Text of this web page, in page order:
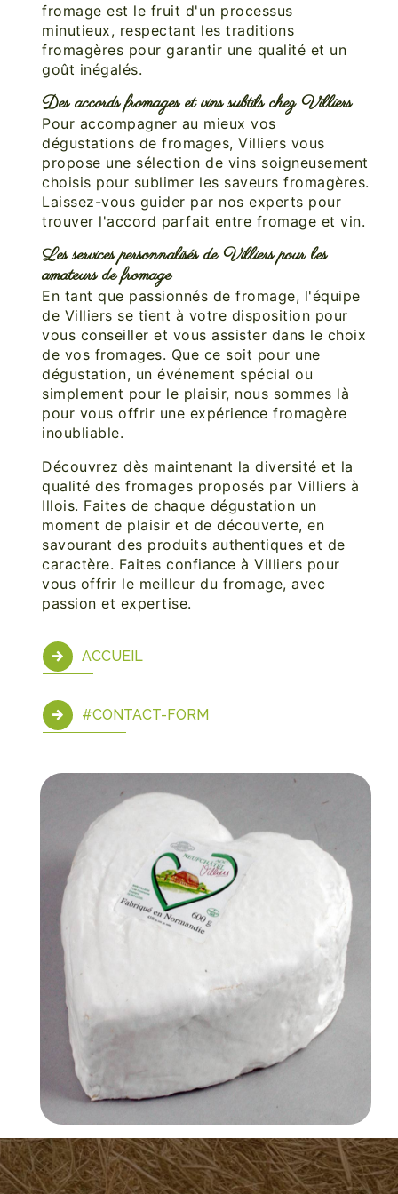
fromage est le fruit d'un processus
minutieux, respectant les traditions
fromagères pour garantir une qualité et un
goût inégalés.
Des accords fromages et vins subtils chez Villiers
Pour accompagner au mieux vos
dégustations de fromages, Villiers vous
propose une sélection de vins soigneusement
choisis pour sublimer les saveurs fromagères.
Laissez-vous guider par nos experts pour
trouver l'accord parfait entre fromage et vin.
Les services personnalisés de Villiers pour les
amateurs de fromage
En tant que passionnés de fromage, l'équipe
de Villiers se tient à votre disposition pour
vous conseiller et vous assister dans le choix
de vos fromages. Que ce soit pour une
dégustation, un événement spécial ou
simplement pour le plaisir, nous sommes là
pour vous offrir une expérience fromagère
inoubliable.
Découvrez dès maintenant la diversité et la
qualité des fromages proposés par Villiers à
Illois. Faites de chaque dégustation un
moment de plaisir et de découverte, en
savourant des produits authentiques et de
caractère. Faites confiance à Villiers pour
vous offrir le meilleur du fromage, avec
passion et expertise.
ACCUEIL
#CONTACT-FORM